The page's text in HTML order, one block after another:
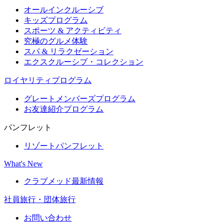
オールインクルーシブ
キッズプログラム
スポーツ & アクティビティ​
究極のグルメ体験
スパ & リラクゼーション
エクスクルーシブ・コレクション
ロイヤリティプログラム
グレートメンバーズプログラム
お友達紹介プログラム
パンフレット
リゾートパンフレット
What's New
クラブメッド最新情報
社員旅行・団体旅行
お問い合わせ